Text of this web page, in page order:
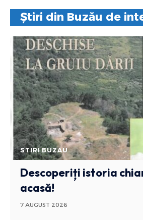
Știri din Buzău de
STIRI BUZAU
Descoperiți istoria
acasă!
7 AUGUST 2026